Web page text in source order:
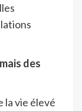
des
la vie élevé